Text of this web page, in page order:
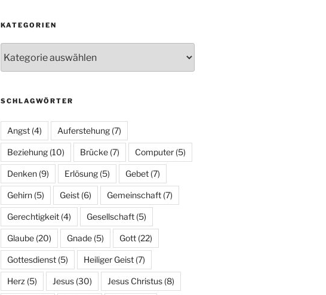
KATEGORIEN
SCHLAGWÖRTER
Angst(4) Auferstehung(7)
Beziehung(10) Brücke(7) Computer(5)
Denken(9) Erlösung(5) Gebet(7)
Gehirn(5) Geist(6) Gemeinschaft(7)
Gerechtigkeit(4) Gesellschaft(5)
Glaube(20) Gnade(5) Gott(22)
Gottesdienst(5) Heiliger Geist(7)
Herz (5) Jesus(30) Jesus Christus(8)